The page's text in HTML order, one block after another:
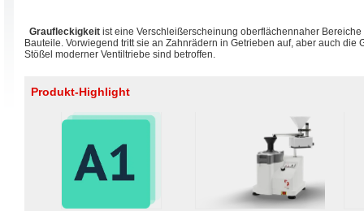
Graufleckigkeit ist eine Verschleißerscheinung oberflächennaher
Bauteile. Vorwiegend tritt sie an Zahnrädern in Getrieben auf, aber auch die
Stößel moderner Ventiltriebe sind betroffen.
Produkt-Highlight